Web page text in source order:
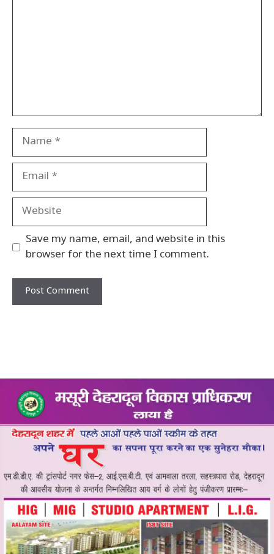
Name
Email
Website
Save my name, email, and website in this
browser for the next time I comment.